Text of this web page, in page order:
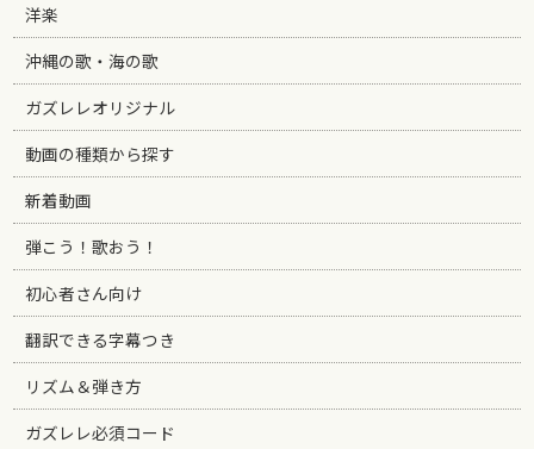
洋楽
沖縄の歌・海の歌
ガズレレオリジナル
動画の種類から探す
新着動画
弾こう！歌おう！
初心者さん向け
翻訳できる字幕つき
リズム＆弾き方
ガズレレ必須コード